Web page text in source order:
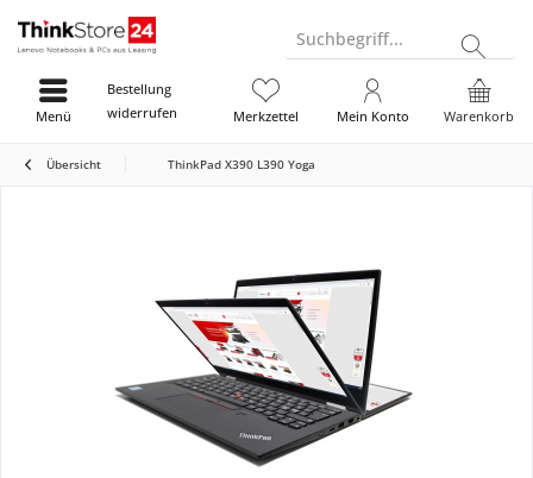
Suchbegriff...
Bestellung
widerrufen
Warenkorb
Merkzettel Mein Konto
Menü
Übersicht ThinkPad X390 L390 Yoga